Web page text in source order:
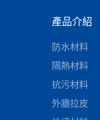
產品介紹
防水材料
隔熱材料
抗污材料
外牆拉皮